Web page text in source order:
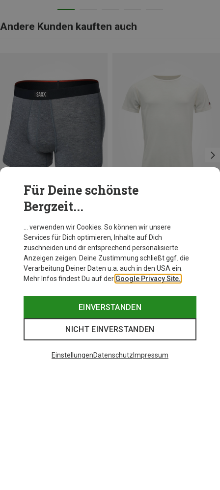
Andere Kunden kauften auch
Du sparst 24%
Für Deine schönste
Bergzeit...
… verwenden wir Cookies. So können wir unsere
Services für Dich optimieren, Inhalte auf Dich
zuschneiden und dir entsprechend personalisierte
Anzeigen zeigen. Deine Zustimmung schließt ggf. die
Verarbeitung Deiner Daten u.a. auch in den USA ein.
Mehr Infos findest Du auf der Google Privacy Site.
EINVERSTANDEN
NICHT EINVERSTANDEN
EinstellungenDatenschutz Impressum